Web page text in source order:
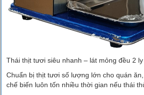
Thái thịt tươi siêu nhanh – lát mỏng đều 2
Chuẩn bị thịt tươi số lượng lớn cho quán
chế biến luôn tốn nhiều thời gian nếu thái